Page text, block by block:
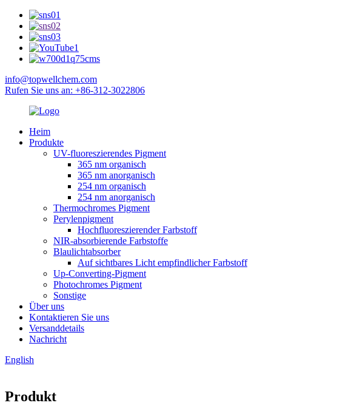
info@topwellchem.com
Rufen Sie uns an: +86-312-3022806
Heim
Produkte
UV-fluoreszierendes Pigment
365 nm organisch
365 nm anorganisch
254 nm organisch
254 nm anorganisch
Thermochromes Pigment
Perylenpigment
Hochfluoreszierender Farbstoff
NIR-absorbierende Farbstoffe
Blaulichtabsorber
Auf sichtbares Licht empfindlicher Farbstoff
Up-Converting-Pigment
Photochromes Pigment
Sonstige
Über uns
Kontaktieren Sie uns
Versanddetails
Nachricht
English
Produkt